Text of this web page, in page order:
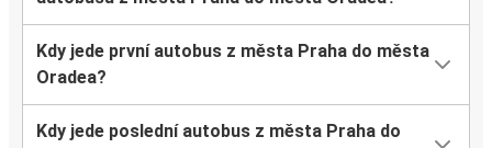
Kdy jede první autobus z města Praha do města
Oradea?
Kdy jede poslední autobus z města Praha do